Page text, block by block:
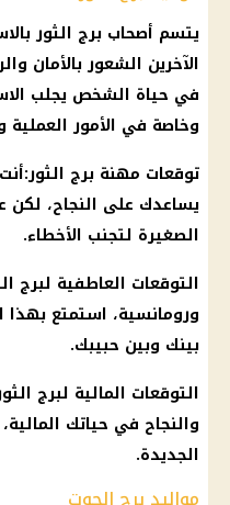
يتسم أصحاب برج الثور
الآخرين الشعور بالأمان
في حياة الشخص يجلب
وخاصة في الأمور العملية
توقعات مهنة برج الثور
يساعدك على النجاح، لكن
الصغيرة لتجنب الأخطاء.
التوقعات العاطفية
ورومانسية، استمتع بهذا
بينك وبين حبيبك.
التوقعات المالية لبرج
والنجاح في حياتك المالية
الجديدة.